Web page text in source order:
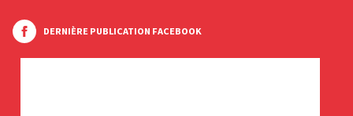
DERNIÈRE PUBLICATION FACEBOOK